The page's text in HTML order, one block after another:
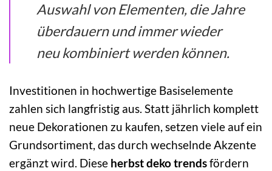
Auswahl von Elementen, die Jahre
überdauern und immer wieder
neu kombiniert werden können.
Investitionen in hochwertige Basiselemente
zahlen sich langfristig aus. Statt jährlich komplett
neue Dekorationen zu kaufen, setzen viele auf ein
Grundsortiment, das durch wechselnde Akzente
ergänzt wird. Diese herbst deko trendsfördern